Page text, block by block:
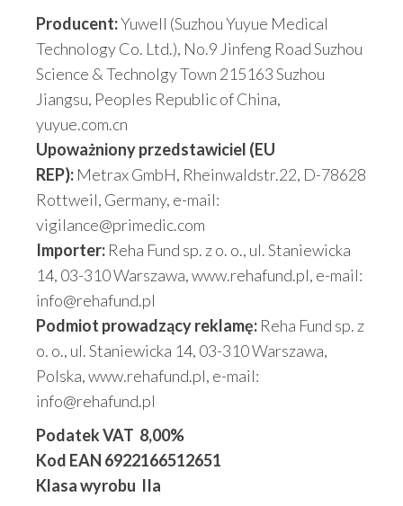
Producent:Yuwell (Suzhou Yuyue Medical
Technology Co. Ltd.), No.9 Jinfeng Road Suzhou
Science & Technolgy Town 215163 Suzhou
Jiangsu, Peoples Republic of China,
yuyue.com.cn
Upoważniony przedstawiciel (EU
REP): Metrax GmbH, Rheinwaldstr.22, D-78628
Rottweil, Germany, e-mail:
vigilance@primedic.com
Importer: Reha Fund sp. z o. o., ul. Staniewicka
14, 03-310 Warszawa, www.rehafund.pl, e-mail:
info@rehafund.pl
Podmiot prowadzący reklamę: Reha Fund sp. z
o. o., ul. Staniewicka 14, 03-310 Warszawa,
Polska, www.rehafund.pl, e-mail:
info@rehafund.pl
Podatek VAT 8,00%
Kod EAN 6922166512651
Klasa wyrobu IIa